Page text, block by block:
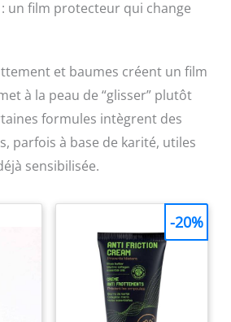
un film protecteur qui change
et baumes créent un film
à la peau de “glisser” plutôt
formules intègrent des
parfois à base de karité, utiles
sensibilisée.
-20%